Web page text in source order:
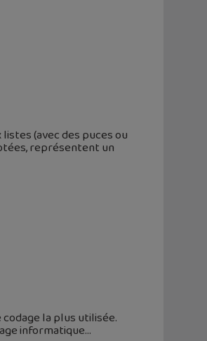
(avec des puces ou
représentent un
la plus utilisée.
informatique